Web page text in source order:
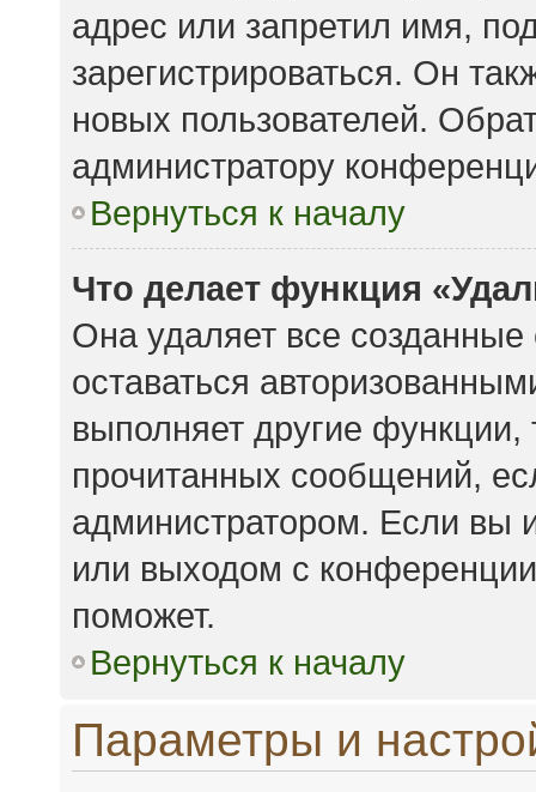
адрес или запретил имя,
зарегистрироваться. Он
новых пользователей.
администратору
Вернуться к началу
Что делает функция
Она удаляет все
оставаться
выполняет другие функции,
прочитанных сообщений,
администратором. Если вы
или выходом с
поможет.
Вернуться к началу
Параметры и